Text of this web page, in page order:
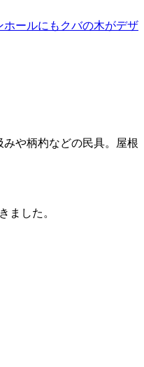
ホールにもクバの木がデザ
や柄杓などの民具。屋根
ました。